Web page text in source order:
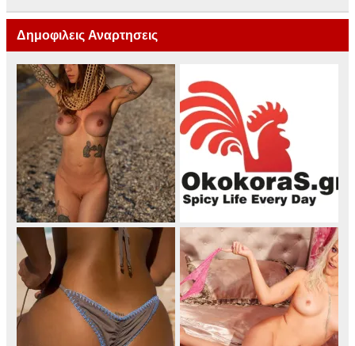
Δημοφιλεις Αναρτησεις